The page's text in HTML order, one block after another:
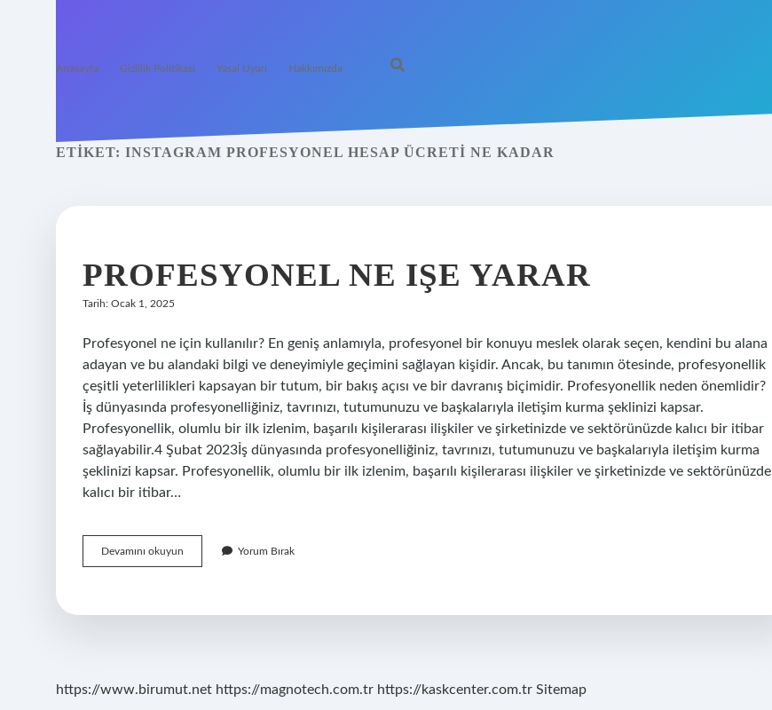
Anasayfa Gizlilik Politikası Yasal Uyarı Hakkımızda
ETIKET: INSTAGRAM PROFESYONEL HESAP ÜCRETI NE KADAR
PROFESYONEL NE IŞE YARAR
Tarih: Ocak 1, 2025
Profesyonel ne için kullanılır? En geniş anlamıyla, profesyonel bir konuyu meslek olarak seçen, kendini bu alana
adayan ve bu alandaki bilgi ve deneyimiyle geçimini sağlayan kişidir. Ancak, bu tanımın ötesinde, profesyonellik
çeşitli yeterlilikleri kapsayan bir tutum, bir bakış açısı ve bir davranış biçimidir. Profesyonellik neden önemlidir?
İş dünyasında profesyonelliğiniz, tavrınızı, tutumunuzu ve başkalarıyla iletişim kurma şeklinizi kapsar.
Profesyonellik, olumlu bir ilk izlenim, başarılı kişilerarası ilişkiler ve şirketinizde ve sektörünüzde kalıcı bir itibar
sağlayabilir.4 Şubat 2023İş dünyasında profesyonelliğiniz, tavrınızı, tutumunuzu ve başkalarıyla iletişim kurma
şeklinizi kapsar. Profesyonellik, olumlu bir ilk izlenim, başarılı kişilerarası ilişkiler ve şirketinizde ve sektörünüzde
kalıcı bir itibar…
Devamını okuyun Profesyonel
Ne
Yorum Bırak
https://www.birumut.net https://magnotech.com.tr https://kaskcenter.com.tr Sitemap